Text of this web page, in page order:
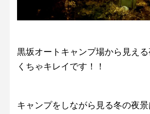
黒坂オートキャンプ場から見え
くちゃキレイです！！
キャンプをしながら見る冬の夜